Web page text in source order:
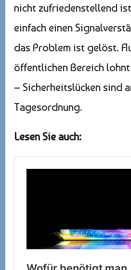
nicht zufriedenstellend
einfach einen
das Problem ist gelöst.
öffentlichen Bereich
– Sicherheitslücken sind
Tagesordnung.
Lesen Sie auch: